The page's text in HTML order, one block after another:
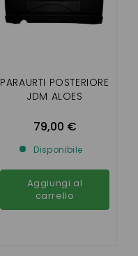
PARAURTI POSTERIORE
JDM ALOES
79,00 €
Disponibile
Aggiungi al
carrello